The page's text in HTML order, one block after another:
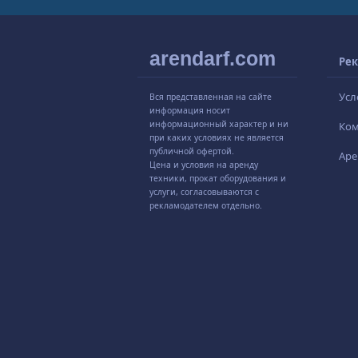
arendarf.com
Вся представленная на сайте
информация носит
информационный характер и ни
при каких условиях не является
публичной офертой.
Цена и условия на аренду
техники, прокат оборудования и
услуги, согласовываются с
рекламодателем отдельно.